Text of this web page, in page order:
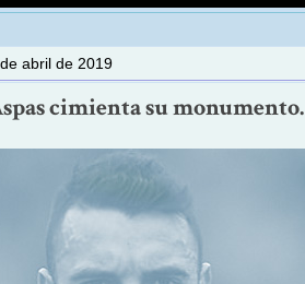
abril de 2019
cimienta su monumento.